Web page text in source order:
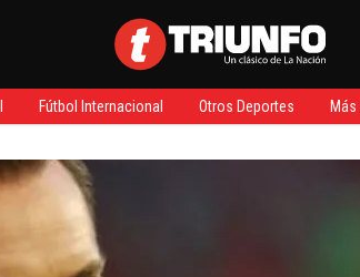
Fútbol Internacional Otros Deportes Más